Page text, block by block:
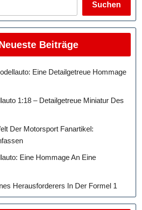
Suchen
Beiträge
Eine Detailgetreue Hommage
1:18 – Detailgetreue Miniatur Des
Der Motorsport Fanartikel:
Eine Hommage An Eine
Herausforderers In Der Formel 1